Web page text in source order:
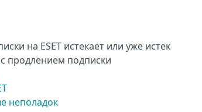
на ESET истекает или уже истек
продлением подписки
неполадок